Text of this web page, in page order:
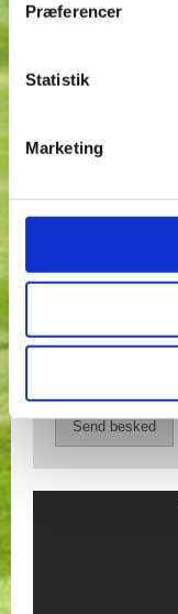
Præferencer
Statistik
Marketing